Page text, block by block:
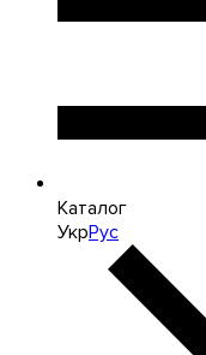
Каталог
УкрРус